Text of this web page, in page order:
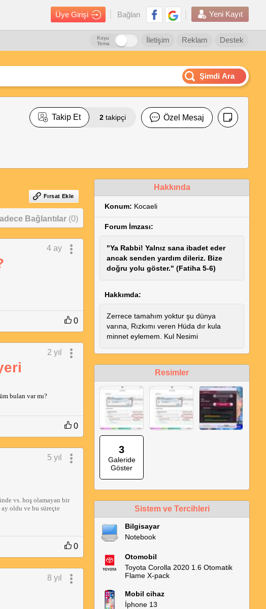
Üye Girişi Bağlan Yeni Kayıt
Destek
Reklam
İletişim
Koyu
Tema
Şimdi Ara
Takip Et 2 takipçi Özel Mesaj
Fırsat Ekle
Bağlantılar (0)
4 ay
0
2 yıl
bulan var mı?
0
5 yıl
vs. hoş olamayan bir
oldu ve bu süreçte
0
8 yıl
Hakkında
Konum: Kocaeli
Forum İmzası:
"Ya Rabbi! Yalnız sana ibadet eder
ancak senden yardım dileriz. Bize
doğru yolu göster." (Fatiha 5-6)
Hakkımda:
Zerrece tamahım yoktur şu dünya
varına, Rızkımı veren Hüda dır kula
minnet eylemem. Kul Nesimi
Resimler
3
Galeride
Göster
Sistem ve Tercihleri
Bilgisayar
Notebook
Otomobil
Toyota Corolla 2020 1.6 Otomatik
Flame X-pack
Mobil cihaz
İphone 13